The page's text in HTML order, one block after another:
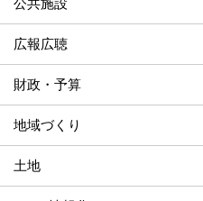
公共施設
広報広聴
財政・予算
地域づくり
土地